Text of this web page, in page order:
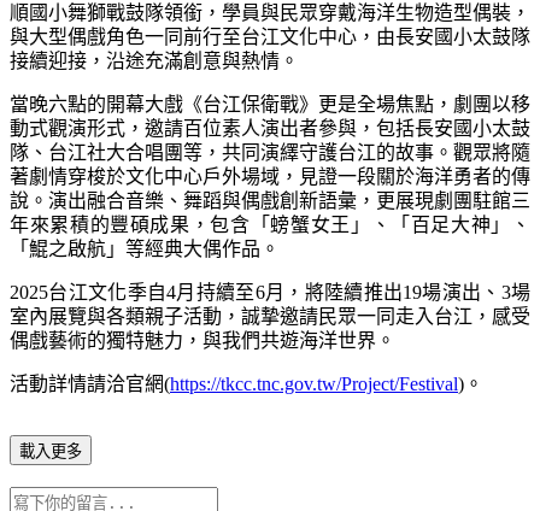
順國小舞獅戰鼓隊領銜，學員與民眾穿戴海洋生物造型偶裝，
與大型偶戲角色一同前行至台江文化中心，由長安國小太鼓隊
接續迎接，沿途充滿創意與熱情。
當晚六點的開幕大戲《台江保衛戰》更是全場焦點，劇團以移
動式觀演形式，邀請百位素人演出者參與，包括長安國小太鼓
隊、台江社大合唱團等，共同演繹守護台江的故事。觀眾將隨
著劇情穿梭於文化中心戶外場域，見證一段關於海洋勇者的傳
說。演出融合音樂、舞蹈與偶戲創新語彙，更展現劇團駐館三
年來累積的豐碩成果，包含「螃蟹女王」、「百足大神」、
「鯤之啟航」等經典大偶作品。
2025台江文化季自4月持續至6月，將陸續推出19場演出、 3場
室內展覽與各類親子活動，誠摯邀請民眾一同走入台江，感受
偶戲藝術的獨特魅力，與我們共遊海洋世界。
活動詳情請洽官網(https://tkcc.tnc.gov.tw/Project/Festival) 。
載入更多